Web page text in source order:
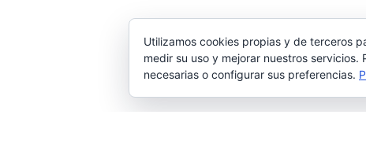
Utilizamos cookies propias y de terceros
medir su uso y mejorar nuestros
necesarias o configurar sus preferencias.